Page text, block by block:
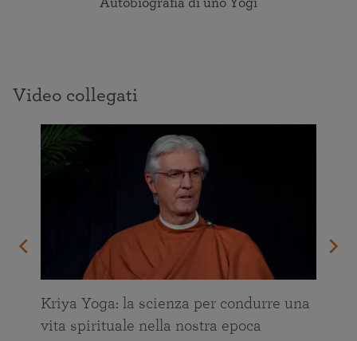
Autobiografia di uno Yogi
Video collegati
Kriya Yoga: la scienza per condurre una
vita spirituale nella nostra epoca